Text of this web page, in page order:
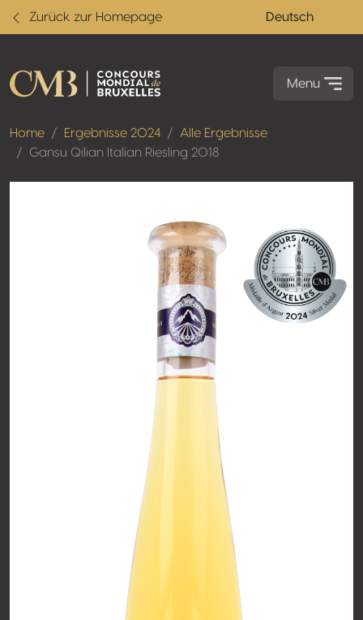
Zurück zur Homepage Deutsch
Menu
Home Ergebnisse 2024
Alle Ergebnisse
Gansu Qilian Italian Riesling 2018